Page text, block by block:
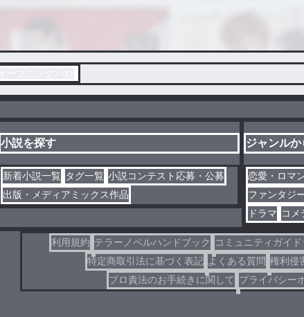
小説を探す
新着小説一覧 タグ一覧 小説コンテスト応募・公募
出版・メディアミックス作品
ジャンルか
恋愛・ロマ
ファンタジ
ドラマ コメ
利用規約 テラーノベルハンドブック コミュニティガイド
特定商取引法に基づく表記 よくある質問 権利侵
プロ責法のお手続きに関して プライバシー